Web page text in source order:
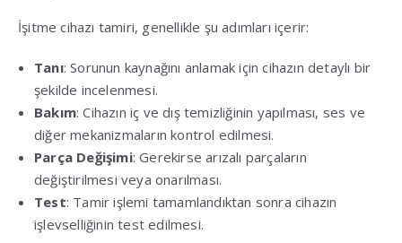
İşitme cihazı tamiri, genellikle şu adımları içerir:
Tanı: Sorunun kaynağını anlamak için cihazın detaylı bir
şekilde incelenmesi.
Bakım: Cihazın iç ve dış temizliğinin yapılması, ses ve
diğer mekanizmaların kontrol edilmesi.
Parça Değişimi: Gerekirse arızalı parçaların
değiştirilmesi veya onarılması.
Test: Tamir işlemi tamamlandıktan sonra cihazın
işlevselliğinin test edilmesi.